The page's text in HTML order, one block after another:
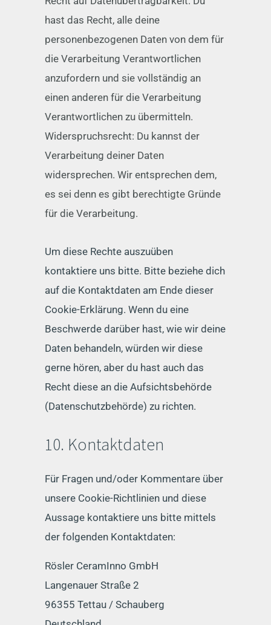
hast das Recht, alle deine
personenbezogenen Daten von dem für
die Verarbeitung Verantwortlichen
anzufordern und sie vollständig an
einen anderen für die Verarbeitung
Verantwortlichen zu übermitteln.
Widerspruchsrecht: Du kannst der
Verarbeitung deiner Daten
widersprechen. Wir entsprechen dem,
es sei denn es gibt berechtigte Gründe
für die Verarbeitung.
Um diese Rechte auszuüben
kontaktiere uns bitte. Bitte beziehe dich
auf die Kontaktdaten am Ende dieser
Cookie-Erklärung. Wenn du eine
Beschwerde darüber hast, wie wir deine
Daten behandeln, würden wir diese
gerne hören, aber du hast auch das
Recht diese an die Aufsichtsbehörde
(Datenschutzbehörde) zu richten.
10. Kontaktdaten
Für Fragen und/oder Kommentare über
unsere Cookie-Richtlinien und diese
Aussage kontaktiere uns bitte mittels
der folgenden Kontaktdaten:
Rösler CeramInno GmbH
Langenauer Straße 2
96355 Tettau / Schauberg